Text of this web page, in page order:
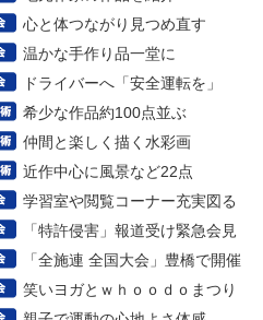
心と体つながり見つめ直す
温かな手作り品一堂に
ドライバーへ「安全運転を」
希少な作品約100点並ぶ
仲間と楽しく描く水彩画
近作中心に風景など22点
学習室や閲覧コーナー充実図る
「特許侵害」報道受け緊急会見
「全施連 全国大会」豊橋で開催
笑いヨガとｗｈｏｏｄｏまつり